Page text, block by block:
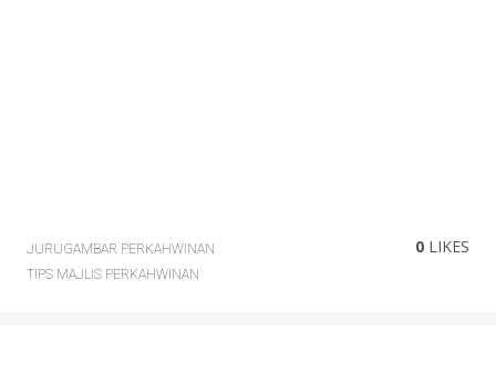
JURUGAMBAR PERKAHWINAN
TIPS MAJLIS PERKAHWINAN
0 LIKES